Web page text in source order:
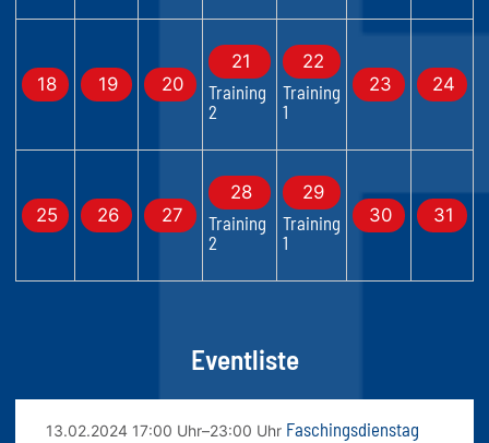
18 19 20
21
Training
2
22
Training
1
23 24
25 26 27
28
Training
2
29
Training
1
30 31
Eventliste
13.02.2024 17:00 Uhr–23:00 Uhr Faschingsdienstag